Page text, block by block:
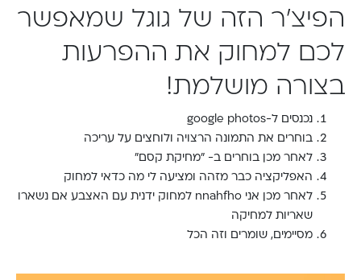
הפיצ'ר הזה של גוגל שמאפשר
לכם למחוק את ההפרעות
בצורה מושלמת!
נכנסים ל-google photos
בוחרים את התמונה הרצויה ולוחצים על עריכה
לאחר מכן בוחרים ב- "מחיקת קסם"
האפליקציה כבר מזהה ומציעה לי מה כדאי למחוק
לאחר מכן אני nnahfho למחוק ידנית עם האצבע אם נשארו
שאריות למחיקה
מסיימים, שומרים וזה הכל